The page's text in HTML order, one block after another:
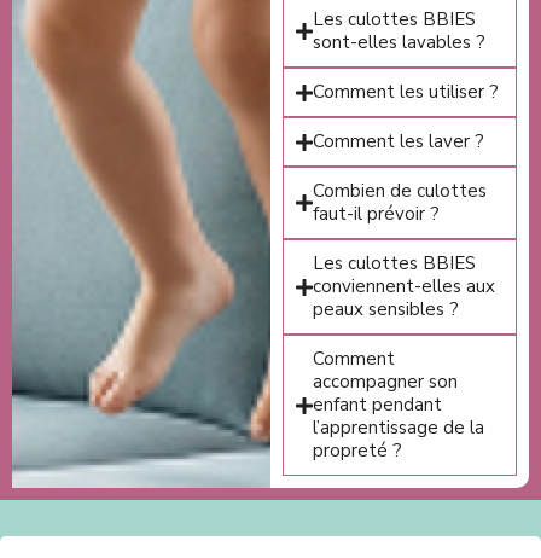
Les culottes BBIES
sont-elles lavables ?
Comment les utiliser ?
Comment les laver ?
Combien de culottes
faut-il prévoir ?
Les culottes BBIES
conviennent-elles aux
peaux sensibles ?
Comment
accompagner son
enfant pendant
l’apprentissage de la
propreté ?